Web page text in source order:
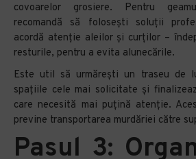
covoarelor grosiere. Pentru
recomandă să folosești soluții
acordă atenție aleilor și curților –
resturile, pentru a evita alunecările.
Este util să urmărești un traseu de
spațiile cele mai solicitate și
care necesită mai puțină atenție.
previne transportarea murdăriei către
Pasul 3: